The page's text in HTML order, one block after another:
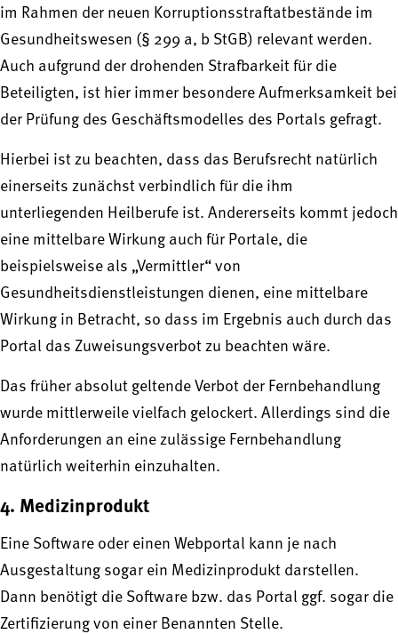
im Rahmen der neuen Korruptionsstraftatbestände im
Gesundheitswesen (§ 299 a, b StGB) relevant werden.
Auch aufgrund der drohenden Strafbarkeit für die
Beteiligten, ist hier immer besondere Aufmerksamkeit bei
der Prüfung des Geschäftsmodelles des Portals gefragt.
Hierbei ist zu beachten, dass das Berufsrecht natürlich
einerseits zunächst verbindlich für die ihm
unterliegenden Heilberufe ist. Andererseits kommt jedoch
eine mittelbare Wirkung auch für Portale, die
beispielsweise als „Vermittler“ von
Gesundheitsdienstleistungen dienen, eine mittelbare
Wirkung in Betracht, so dass im Ergebnis auch durch das
Portal das Zuweisungsverbot zu beachten wäre.
Das früher absolut geltende Verbot der Fernbehandlung
wurde mittlerweile vielfach gelockert. Allerdings sind die
Anforderungen an eine zulässige Fernbehandlung
natürlich weiterhin einzuhalten.
4. Medizinprodukt
Eine Software oder einen Webportal kann je nach
Ausgestaltung sogar ein Medizinprodukt darstellen.
Dann benötigt die Software bzw. das Portal ggf. sogar die
Zertifizierung von einer Benannten Stelle.